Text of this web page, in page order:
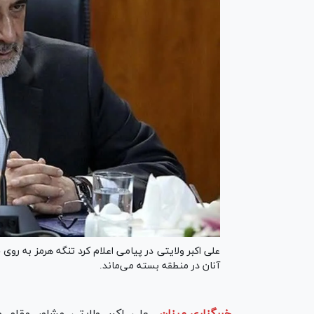
علی اکبر ولایتی در پیامی اعلام کرد تنگه هرمز به
آنان در منطقه بسته می‌ماند.